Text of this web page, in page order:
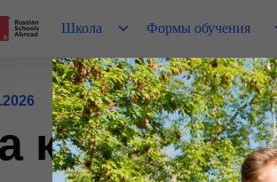
Формы обучения
Школа
кого